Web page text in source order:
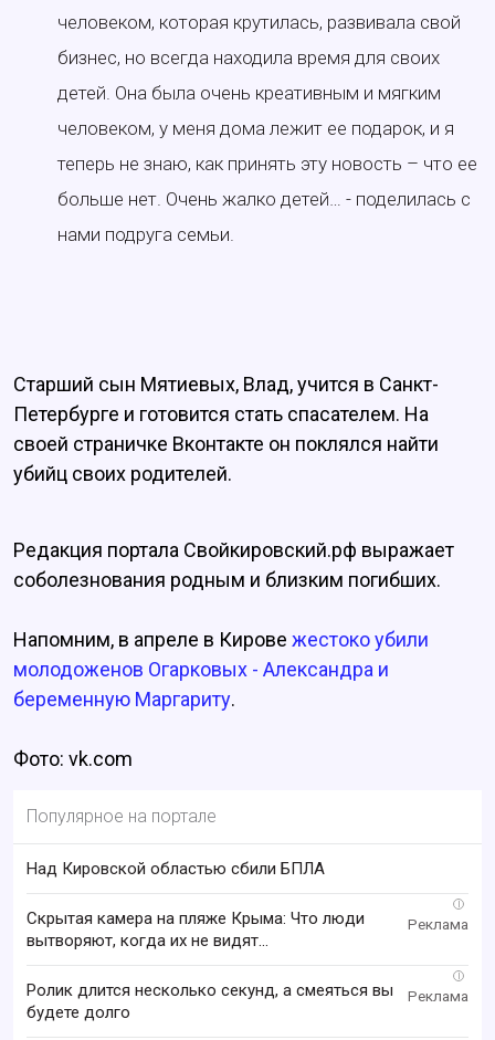
человеком, которая крутилась, развивала свой
бизнес, но всегда находила время для своих
детей. Она была очень креативным и мягким
человеком, у меня дома лежит ее подарок, и я
теперь не знаю, как принять эту новость – что ее
больше нет. Очень жалко детей… - поделилась с
нами подруга семьи.
Старший сын Мятиевых, Влад, учится в Санкт-
Петербурге и готовится стать спасателем. На
своей страничке Вконтакте он поклялся найти
убийц своих родителей.
Редакция портала Свойкировский.рф выражает
соболезнования родным и близким погибших.
Напомним, в апреле в Кирове жестоко убили
молодоженов Огарковых - Александра и
беременную Маргариту.
Фото: vk.com
Популярное на портале
Над Кировской областью сбили БПЛА
i
Скрытая камера на пляже Крыма: Что люди
вытворяют, когда их не видят...
i
Ролик длится несколько секунд, а смеяться вы
будете долго